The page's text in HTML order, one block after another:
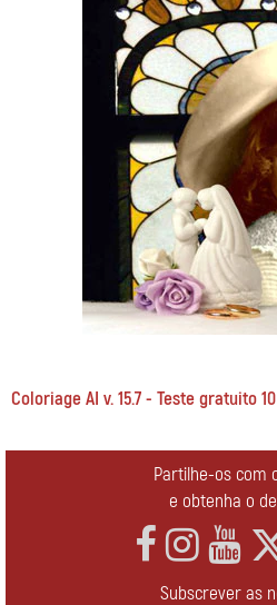
Coloriage AI v. 15.7 - Teste gratuito
Partilhe-os com
e obtenha o
Subscrever as